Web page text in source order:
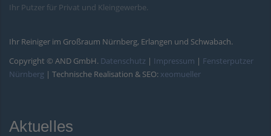
Ihr Putzer für Privat und Kleingewerbe.
Ihr Reiniger im Großraum Nürnberg, Erlangen und Schwabach.
Copyright © AND GmbH. Datenschutz | Impressum | Fensterputzer
Nürnberg | Technische Realisation & SEO: xeomueller
Aktuelles